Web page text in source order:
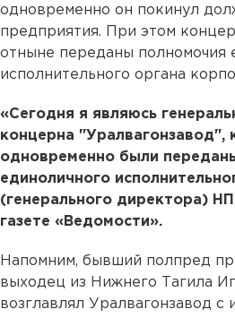
одновременно он покинул
предприятия. При этом
отныне переданы полномочия
исполнительного органа
«Сегодня я являюсь
концерна "Уралвагонзавод",
одновременно были
единоличного
(генерального директора)
газете «Ведомости».
Напомним, бывший полпред
выходец из Нижнего Тагила
возглавлял Уралвагонзавод с